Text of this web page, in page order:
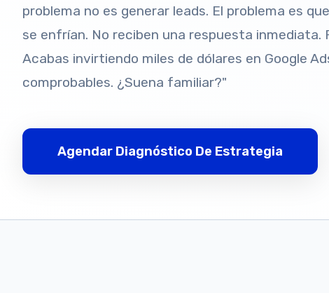
problema no es generar leads. El problema es
se enfrían. No reciben una respuesta
Acabas invirtiendo miles de dólares en Google
comprobables. ¿Suena familiar?"
Agendar Diagnóstico De Estrategia